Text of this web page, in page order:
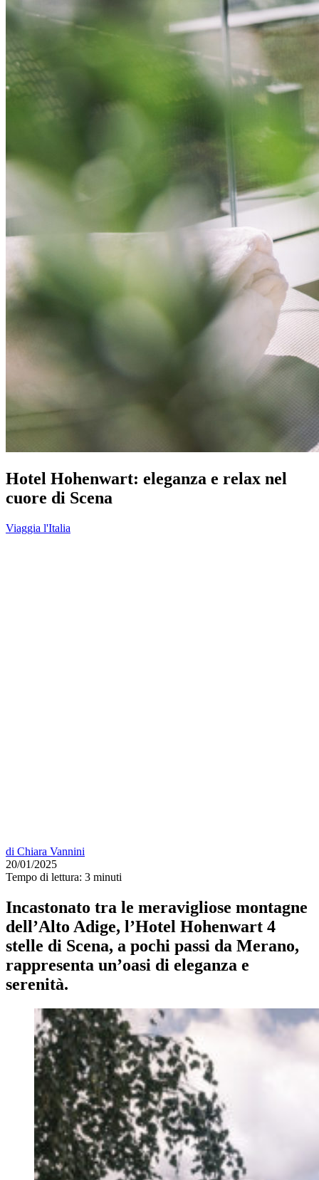
Hotel Hohenwart: eleganza e relax nel
cuore di Scena
Viaggia l'Italia
di Chiara Vannini
20/01/2025
Tempo di lettura: 3 minuti
Incastonato tra le meravigliose montagne
dell’Alto Adige, l’Hotel Hohenwart 4
stelle di Scena, a pochi passi da Merano,
rappresenta un’oasi di eleganza e
serenità.